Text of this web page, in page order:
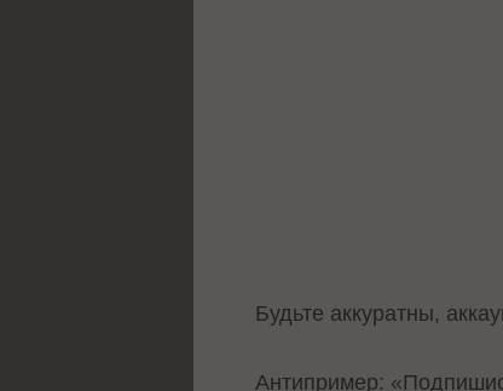
Будьте аккуратны,
Антипример: